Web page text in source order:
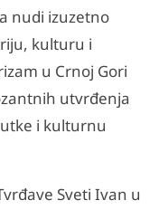
nudi izuzetno
kulturu i
u Crnoj Gori
utvrđenja
i kulturnu
Sveti Ivan u